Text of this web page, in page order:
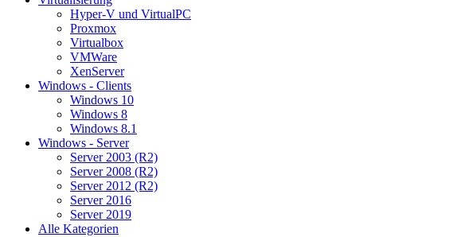
Hyper-V und VirtualPC
Proxmox
Virtualbox
VMWare
XenServer
Windows - Clients
Windows 10
Windows 8
Windows 8.1
Windows - Server
Server 2003 (R2)
Server 2008 (R2)
Server 2012 (R2)
Server 2016
Server 2019
Alle Kategorien